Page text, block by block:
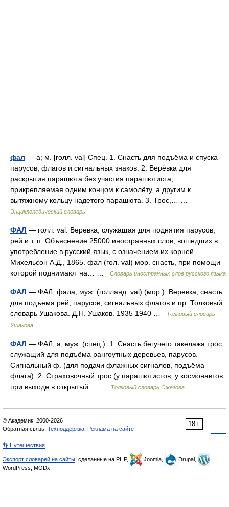
фал — а; м. [голл. val] Спец. 1. Снасть для подъёма и спуска
парусов, флагов и сигнальных знаков. 2. Верёвка для
раскрытия парашюта без участия парашютиста,
прикрепляемая одним концом к самолёту, а другим к
вытяжному кольцу надетого парашюта. 3. Трос,… …
Энциклопедический словарь
ФАЛ — голл. val. Веревка, служащая для поднятия парусов,
рей и т. п. Объяснение 25000 иностранных слов, вошедших в
употребление в русский язык, с означением их корней.
Михельсон А.Д., 1865. фал (гол. val) мор. снасть, при помощи
которой поднимают на… …
Словарь иностранных слов русского языка
ФАЛ — ФАЛ, фала, муж. (голланд. val) (мор.). Веревка, снасть
для подъема рей, парусов, сигнальных флагов и пр. Толковый
словарь Ушакова. Д.Н. Ушаков. 1935 1940 …
Толковый словарь
Ушакова
ФАЛ — ФАЛ, а, муж. (спец.). 1. Снасть бегучего такелажа трос,
служащий для подъёма рангоутных деревьев, парусов.
Сигнальный ф. (для подачи флажных сигналов, подъёма
флага). 2. Страховочный трос (у парашютистов, у космонавтов
при выходе в открытый… …
Толковый словарь Ожегова
18+
© Академик, 2000-2026
Обратная связь: Техподдержка Реклама на сайте
👣 Путешествия
Экспорт словарей на сайты , сделанные на PHP, Joomla,
Drupal,
WordPress, MODx.